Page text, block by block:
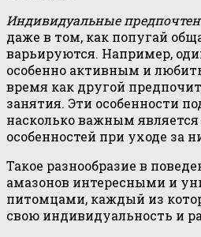
Индивидуальные
даже в том, как попугай
варьируются. Например,
особенно активным и
время как другой
занятия. Эти особенности
насколько важным
особенностей при уходе за
Такое разнообразие в
амазонов интересными и
питомцами, каждый из
свою индивидуальность и